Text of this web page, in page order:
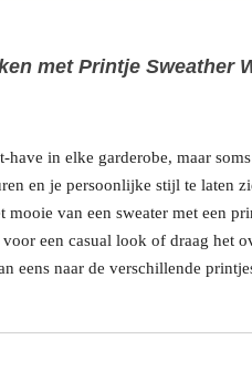
met Printje Sweather
have in elke garderobe, maar
en je persoonlijke stijl te laten
van een sweater met een
een casual look of draag het
eens naar de verschillende